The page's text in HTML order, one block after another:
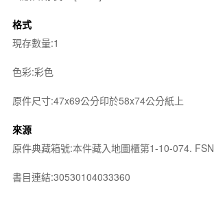
格式
現存數量:1
色彩:彩色
原件尺寸:47x69公分印於58x74公分紙上
來源
原件典藏箱號:本件藏入地圖櫃第1-10-074. FSN
書目連結:30530104033360